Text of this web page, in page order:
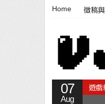
Home 徵稿
07
Aug
遊戲